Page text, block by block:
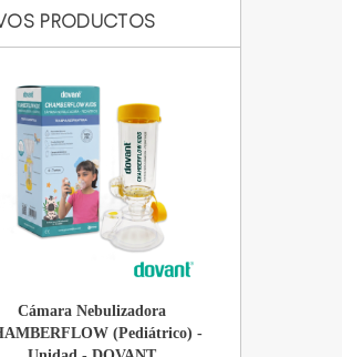
PRODUCTOS
Cámara Nebulizadora
(Pediátrico) -